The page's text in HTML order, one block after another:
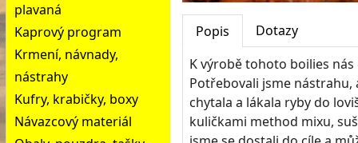
plavaná
Kaprový program
Krmení, návnady,
nástrahy
Kufry, krabičky, boxy
Návazcový materiál
Popis
Dotazy
K výrobě tohoto boilies
Potřebovali jsme
chytala a lákala ryby do
kuličkami method mixu,